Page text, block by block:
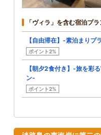
「ヴィラ」を含む宿泊プラ
【自由滞在】-素泊まりプ
ポイント2%
【朝夕2食付き】-旅を彩
ン-
ポイント2%